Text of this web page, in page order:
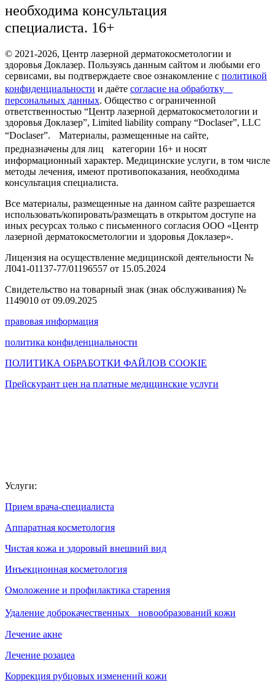
необходима консультация
специалиста. 16+
© 2021-2026, Центр лазерной дерматокосметологии и
здоровья Доклазер. Пользуясь данным сайтом и любыми его
сервисами, вы подтверждаете свое ознакомление с политикой
конфиденциальности и даёте согласие на обработку
персональных данных. Общество с ограниченной
ответственностью “Центр лазерной дерматокосметологии и
здоровья Доклазер”, Limited liability company “Doclaser”, LLC
“Doclaser”. Материалы, размещенные на сайте,
предназначены для лиц категории 16+ и носят
информационный характер. Медицинские услуги, в том числе
методы лечения, имеют противопоказания, необходима
консультация специалиста.
Все материалы, размещенные на данном сайте разрешается
использовать/копировать/размещать в открытом доступе на
иных ресурсах только с письменного согласия ООО «Центр
лазерной дерматокосметологии и здоровья Доклазер».
Лицензия на осуществление медицинской деятельности №
Л041-01137-77/01196557 от 15.05.2024
Свидетельство на товарный знак (знак обслуживания) №
1149010 от 09.09.2025
правовая информация
политика конфиденциальности
ПОЛИТИКА ОБРАБОТКИ ФАЙЛОВ COOKIE
Прейскурант цен на платные медицинские услуги
Услуги:
Прием врача-специалиста
Аппаратная косметология
Чистая кожа и здоровый внешний вид
Инъекционная косметология
Омоложение и профилактика старения
Удаление доброкачественных новообразований кожи
Лечение акне
Лечение розацеа
Коррекция рубцовых изменений кожи